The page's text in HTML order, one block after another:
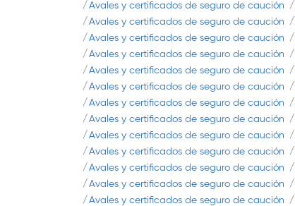
Avales y certificados de seguro de caución
Avales y certificados de seguro de caución
Avales y certificados de seguro de caución
Avales y certificados de seguro de caución
Avales y certificados de seguro de caución
Avales y certificados de seguro de caución
Avales y certificados de seguro de caución
Avales y certificados de seguro de caución
Avales y certificados de seguro de caución
Avales y certificados de seguro de caución
Avales y certificados de seguro de caución
Avales y certificados de seguro de caución
Avales y certificados de seguro de caución